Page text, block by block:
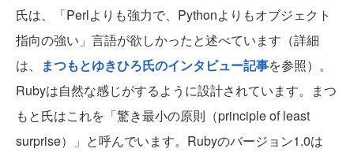
氏は、「Perlよりも強力で、Pythonよりもオブジェクト
指向の強い」言語が欲しかったと述べています（詳細
は、
まつもとゆきひろ氏のインタビュー記事を参照）。
Rubyは自然な感じがするように設計されています。まつ
もと氏はこれを「驚き最小の原則（principle of least
surprise）」と呼んでいます。Rubyのバージョン1.0は